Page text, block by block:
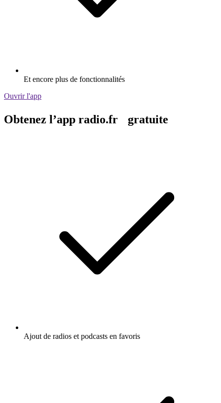
Et encore plus de fonctionnalités
Ouvrir l'app
Obtenez l’app radio.fr gratuite
Ajout de radios et podcasts en favoris